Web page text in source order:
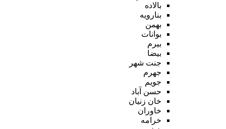
بالاده
بنارویه
بهمن
بوانات
بیرم
بیضا
جنت شهر
جهرم
جویم
حسن آباد
خان زنیان
خاوران
خرامه